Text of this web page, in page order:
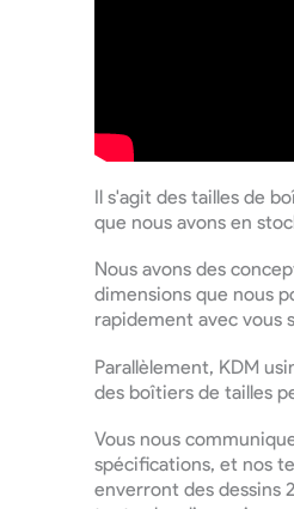
Il s'agit des tailles de
que nous avons en
Nous avons des
dimensions que nous
rapidement avec vous
Parallèlement, KDM
des boîtiers de tailles
Vous nous
spécifications, et nos
enverront des dessins